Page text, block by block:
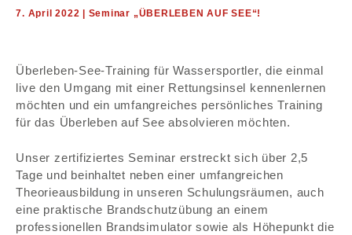
ERSTE-HILFE
FARS-MARITIME
GASMESSTECHNIK
7. April 2022 | Seminar „ÜBERLEBEN AUF SEE“!
Überleben-See-Training für Wassersportler, die einmal
live den Umgang mit einer Rettungsinsel kennenlernen
möchten und ein umfangreiches persönliches Training
für das Überleben auf See absolvieren möchten.
Unser zertifiziertes Seminar erstreckt sich über 2,5
Tage und beinhaltet neben einer umfangreichen
Theorieausbildung in unseren Schulungsräumen, auch
eine praktische Brandschutzübung an einem
professionellen Brandsimulator sowie als Höhepunkt die